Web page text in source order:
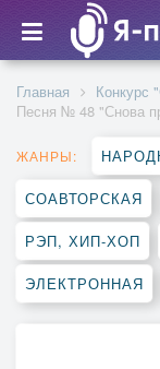
Главная
Песня № 48 "Снова
ЖАНРЫ:
СОАВТОРСКАЯ
РЭП, ХИП-ХОП
ЭЛЕКТРОННАЯ